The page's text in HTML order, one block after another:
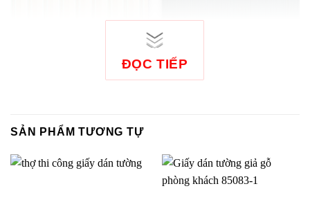
phòng khách 99321
phòng khách 7913-8
ĐỌC TIẾP
SẢN PHẨM TƯƠNG TỰ